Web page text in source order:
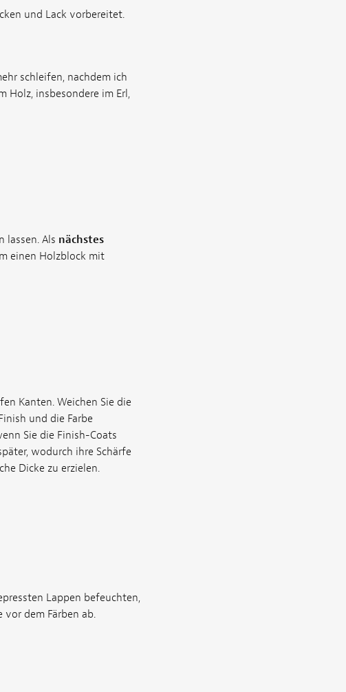
und Lack vorbereitet.
schleifen, nachdem ich
Holz, insbesondere im Erl,
lassen. Als nächstes
einen Holzblock mit
Kanten. Weichen Sie die
und die Farbe
Sie die Finish-Coats
wodurch ihre Schärfe
Dicke zu erzielen.
Lappen befeuchten,
vor dem Färben ab.